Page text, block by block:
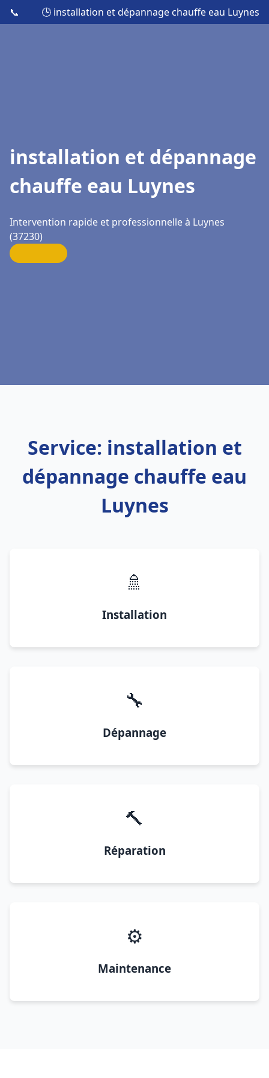
📞 🕒 installation et dépannage chauffe eau Luynes
installation et dépannage
chauffe eau Luynes
Intervention rapide et professionnelle à Luynes
(37230)
Service: installation et
dépannage chauffe eau
Luynes
🚿
Installation
🔧
Dépannage
🔨
Réparation
⚙️
Maintenance